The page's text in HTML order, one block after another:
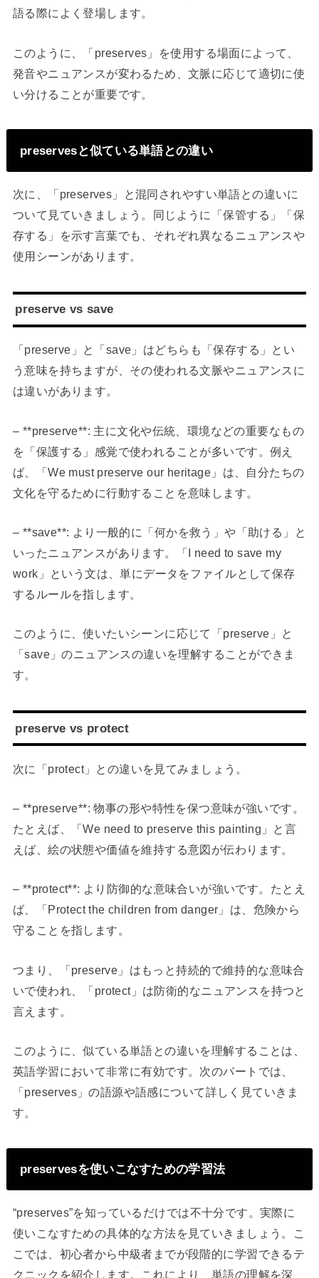
語る際によく登場します。
このように、「preserves」を使用する場面によって、
発音やニュアンスが変わるため、文脈に応じて適切に使
い分けることが重要です。
preservesと似ている単語との違い
次に、「preserves」と混同されやすい単語との違いに
ついて見ていきましょう。同じように「保管する」「保
存する」を示す言葉でも、それぞれ異なるニュアンスや
使用シーンがあります。
preserve vs save
「preserve」と「save」はどちらも「保存する」とい
う意味を持ちますが、その使われる文脈やニュアンスに
は違いがあります。
– **preserve**: 主に文化や伝統、環境などの重要なもの
を「保護する」感覚で使われることが多いです。例え
ば、「We must preserve our heritage」は、自分たちの
文化を守るために行動することを意味します。
– **save**: より一般的に「何かを救う」や「助ける」と
いったニュアンスがあります。「I need to save my
work」という文は、単にデータをファイルとして保存
するルールを指します。
このように、使いたいシーンに応じて「preserve」と
「save」のニュアンスの違いを理解することができま
す。
preserve vs protect
次に「protect」との違いを見てみましょう。
– **preserve**: 物事の形や特性を保つ意味が強いです。
たとえば、「We need to preserve this painting」と言
えば、絵の状態や価値を維持する意図が伝わります。
– **protect**: より防御的な意味合いが強いです。たとえ
ば、「Protect the children from danger」は、危険から
守ることを指します。
つまり、「preserve」はもっと持続的で維持的な意味合
いで使われ、「protect」は防衛的なニュアンスを持つと
言えます。
このように、似ている単語との違いを理解することは、
英語学習において非常に有効です。次のパートでは、
「preserves」の語源や語感について詳しく見ていきま
す。
preservesを使いこなすための学習法
“preserves”を知っているだけでは不十分です。実際に
使いこなすための具体的な方法を見ていきましょう。こ
こでは、初心者から中級者までが段階的に学習できるテ
クニックを紹介します。これにより、単語の理解を深